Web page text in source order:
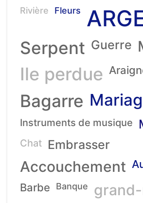
Rivière Fleurs
Serpent Guerre
Ile perdue
Bagarre
Instruments de musique
Chat Embrasser
Accouchement
Barbe
Banque